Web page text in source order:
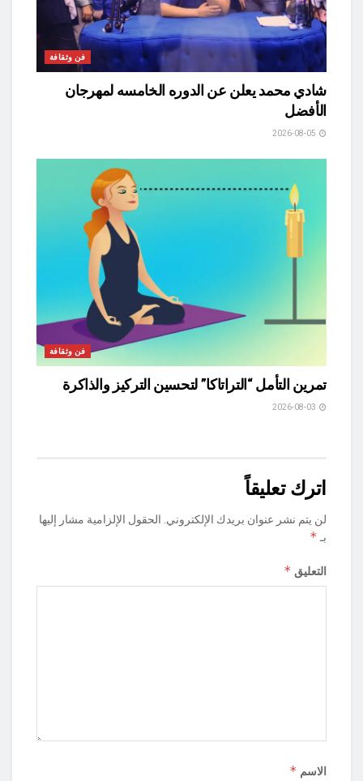
فن وثقافة
شادي محمد يعلن عن الدوره الخامسه لمهرجان
الأفضل
فن وثقافة
تمرين التأمل “التراتاكا” لتحسين التركيز والذاكرة
اترك تعليقاً
لن يتم نشر عنوان بريدك الإلكتروني. الحقول الإلزامية مشار إليها
بـ *
التعليق *
الاسم *